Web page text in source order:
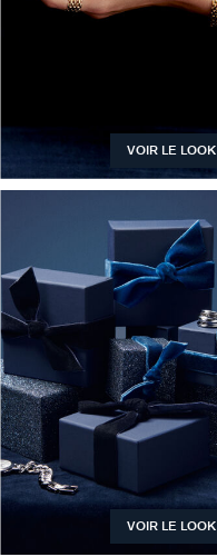
VOIR LE LOOK
VOIR LE LOOK